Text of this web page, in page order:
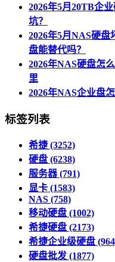
2026年5月20TB企
坑？
2026年5月NAS硬
盘能替代吗？
2026年NAS硬盘怎
里
2026年NAS企业盘
标签列表
希捷(3252)
硬盘 (6238)
服务器(791)
显卡 (1583)
NAS (758)
移动硬盘 (1002)
希捷硬盘 (2173)
希捷企业级硬盘
硬盘批发 (1877)